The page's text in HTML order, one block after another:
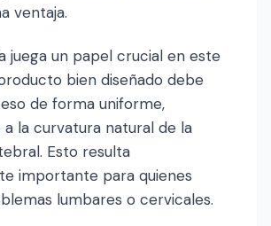
ventaja.
juega un papel crucial en este
bien diseñado debe
de forma uniforme,
la curvatura natural de la
Esto resulta
importante para quienes
lumbares o cervicales.